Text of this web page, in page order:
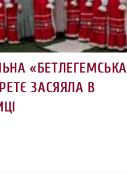
«БЕТЛЕГЕМСЬКА
ЗАСЯЯЛА В